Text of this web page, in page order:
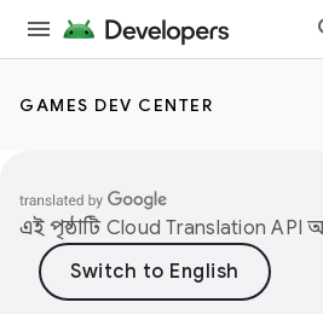
GAMES DEV CENTER
এই পৃষ্ঠাটি Cloud Translation API